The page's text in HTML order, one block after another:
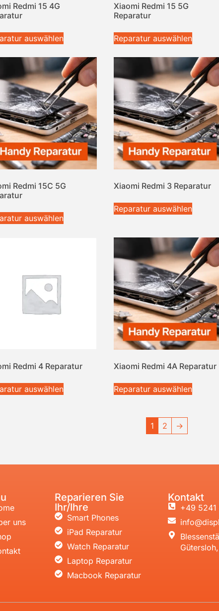
Redmi 15 4G
auswählen
Xiaomi Redmi 15 5G
Reparatur
Reparatur auswählen
Redmi 15C 5G
auswählen
Xiaomi Redmi 3 Reparatur
Reparatur auswählen
Redmi 4 Reparatur
auswählen
Xiaomi Redmi 4A Reparatur
Reparatur auswählen
1 2 →
uns
Reparieren Sie
Ihr/Ihre
Smart Phones
iPad Reparatur
Watch Reparatur
Laptop Reparatur
Macbook Reparatur
Kontakt
+49 5241